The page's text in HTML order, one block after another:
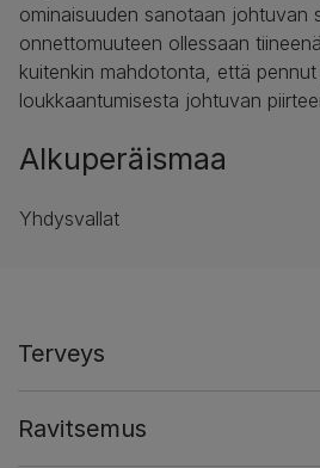
ominaisuuden sanotaan johtuvan
onnettomuuteen ollessaan
kuitenkin mahdotonta, että
loukkaantumisesta johtuvan
Alkuperäismaa
Yhdysvallat
Terveys
Ravitsemus